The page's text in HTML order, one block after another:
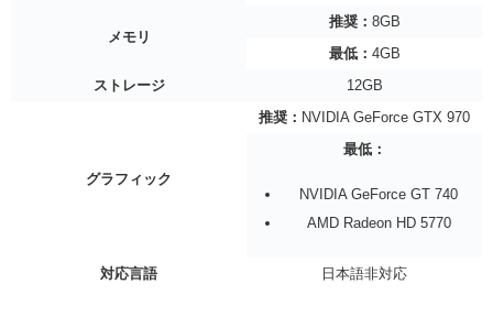
メモリ
推奨： 8GB
最低： 4GB
ストレージ
12GB
グラフィック
推奨： NVIDIA GeForce GTX 970
最低：
NVIDIA GeForce GT 740
AMD Radeon HD 5770
対応言語 日本語非対応